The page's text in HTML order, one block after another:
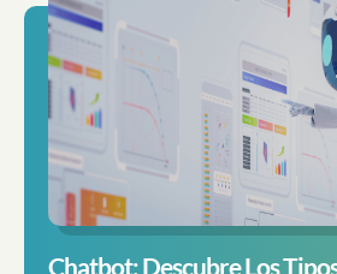
Chatbot: Descubre Los